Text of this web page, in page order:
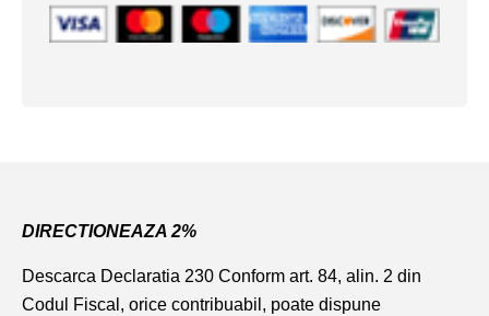
DIRECTIONEAZA 2%
Descarca Declaratia 230 Conform art. 84, alin. 2 din
Codul Fiscal, orice contribuabil, poate dispune